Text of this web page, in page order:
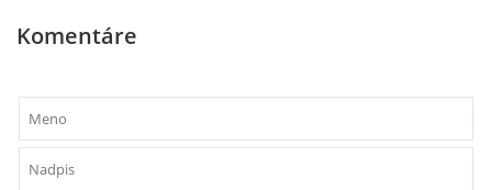
Komentáre